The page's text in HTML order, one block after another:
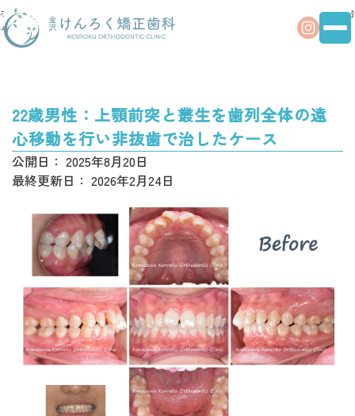
ホー
ム
治療事
例
22歳男性：上顎前突と叢生を歯列全体の遠心移動を行い非抜歯で治
したケース
22歳男性：上顎前突と叢生を歯列全体の遠
心移動を行い非抜歯で治したケース
公開日： 2025年8月20日
最終更新日： 2026年2月24日